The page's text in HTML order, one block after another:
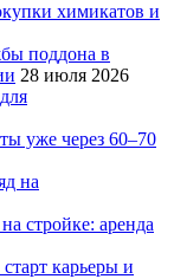
химикатов и
поддона в
28 июля 2026
уже через 60–70
на
стройке: аренда
карьеры и